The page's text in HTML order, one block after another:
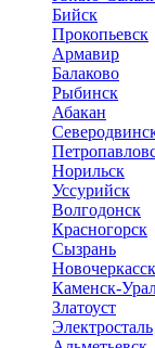
Бийск
Прокопьевск
Армавир
Балаково
Рыбинск
Абакан
Норильск
Уссурийск
Волгодонск
Красногорск
Сызрань
Новочеркасск
Каменск-
Златоуст
Электросталь